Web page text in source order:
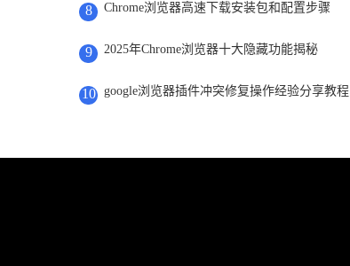
8 Chrome浏览器高速下载安装包和配置步骤
9 2025年Chrome浏览器十大隐藏功能揭秘
10 google浏览器插件冲突修复操作经验分享教程